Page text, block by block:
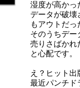
湿度が高かっ
データが破壊
もアウトだ
そのうちデー
売りさばかれ
と心配です。
え？ヒット
最近パンチド